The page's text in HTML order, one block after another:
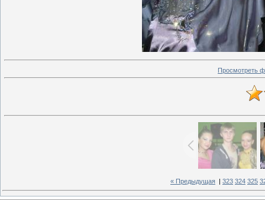
Просмотреть
« Предыдущая 323 324 325